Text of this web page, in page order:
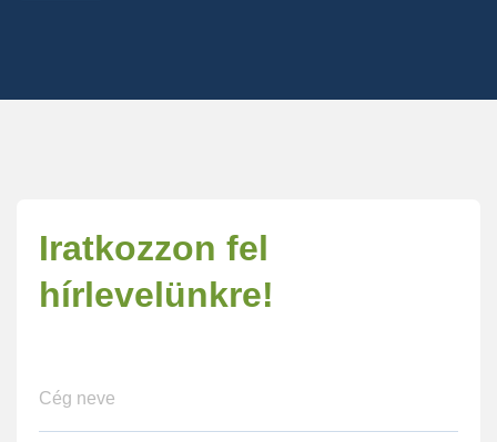
Iratkozzon fel
hírlevelünkre!